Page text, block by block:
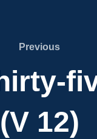
Previous
Previous
(V 12)